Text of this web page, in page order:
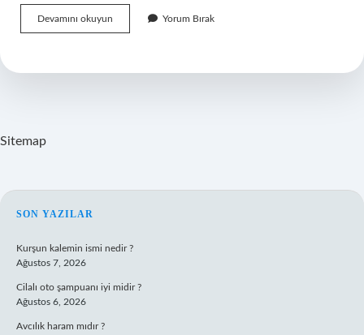
Devamını okuyun
Cm
Yorum Bırak
Sitemap
SIDEBAR
SON YAZILAR
Kurşun kalemin ismi nedir ?
Ağustos 7, 2026
Cilalı oto şampuanı iyi midir ?
Ağustos 6, 2026
Avcılık haram mıdır ?